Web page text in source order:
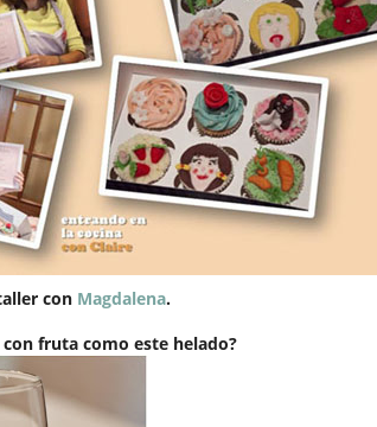
con Magdalena.
fruta como este helado?